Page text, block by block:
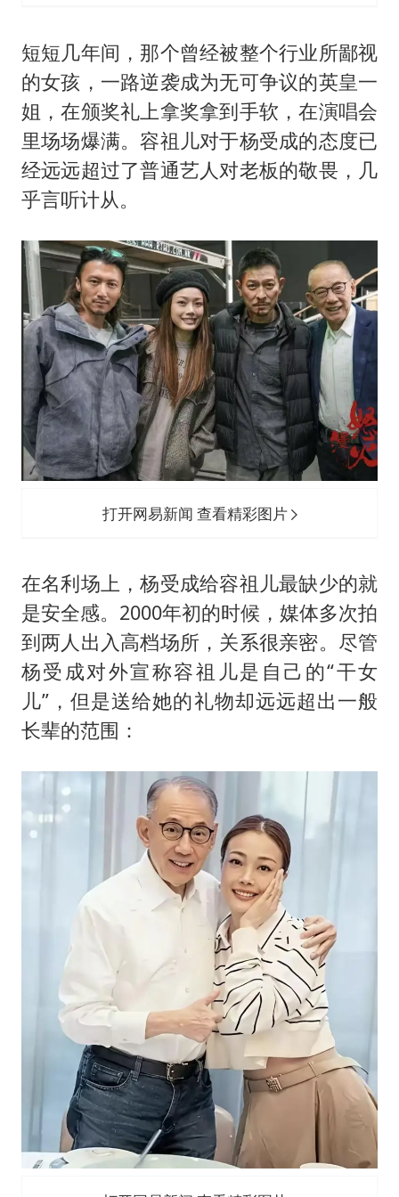
短短几年间，那个曾经被整个行业所鄙视
的女孩，一路逆袭成为无可争议的英皇一
姐，在颁奖礼上拿奖拿到手软，在演唱会
里场场爆满。容祖儿对于杨受成的态度已
经远远超过了普通艺人对老板的敬畏，几
乎言听计从。
打开网易新闻 查看精彩图片
在名利场上，杨受成给容祖儿最缺少的就
是安全感。2000年初的时候，媒体多次拍
到两人出入高档场所，关系很亲密。尽管
杨受成对外宣称容祖儿是自己的“干女
儿”，但是送给她的礼物却远远超出一般
长辈的范围：